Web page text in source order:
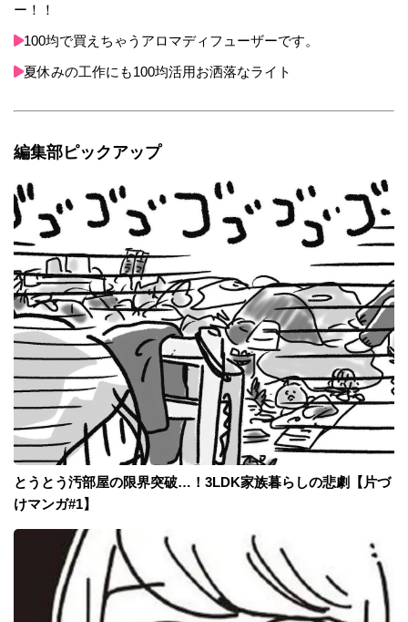
ー！！
100均で買えちゃうアロマディフューザーです。
夏休みの工作にも100均活用お洒落なライト
編集部ピックアップ
とうとう汚部屋の限界突破…！3LDK家族暮らしの悲劇【片づ
けマンガ#1】